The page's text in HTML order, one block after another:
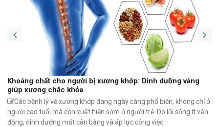
Khoáng chất cho người bị xương khớp: Dinh dưỡng vàng
giúp xương chắc khỏe
Các bệnh lý về xương khớp đang ngày càng phổ biến, không chỉ ở
người cao tuổi mà còn xuất hiện sớm ở người trẻ. Do lối sống ít vận
động, dinh dưỡng mất cân bằng và áp lực công việc.